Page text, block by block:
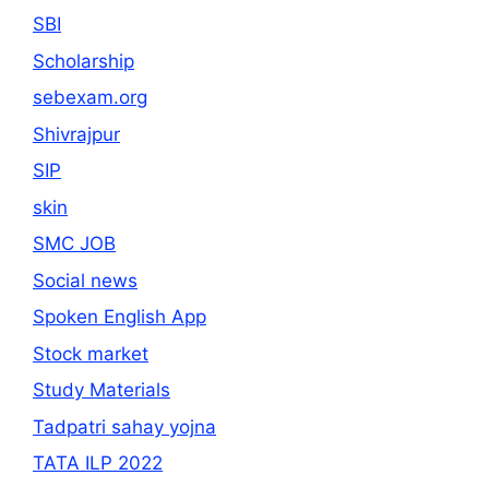
SBI
Scholarship
sebexam.org
Shivrajpur
SIP
skin
SMC JOB
Social news
Spoken English App
Stock market
Study Materials
Tadpatri sahay yojna
TATA ILP 2022